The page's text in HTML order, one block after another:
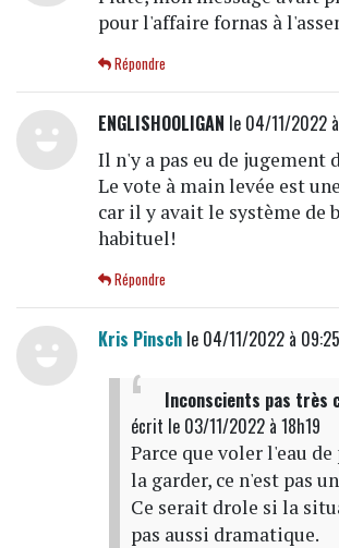
pour l'affaire fornas à
Répondre
ENGLISHOOLIGAN le 04/11/2022
Il n'y a pas eu de jugement
Le vote à main levée est
car il y avait le système de
habituel!
Répondre
Kris Pinschle 04/11/2022 à 09:25
Inconscients pas très
écrit le 03/11/2022 à 18h19
Parce que voler l'eau
la garder, ce n'est pas
Ce serait drole si la
pas aussi dramatique.